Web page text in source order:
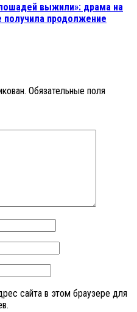
выжили»: драма на
продолжение
Обязательные поля
сайта в этом браузере для